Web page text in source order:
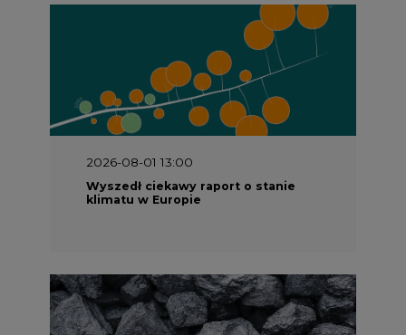
2026-08-01 13:00
Wyszedł ciekawy raport o stanie
klimatu w Europie